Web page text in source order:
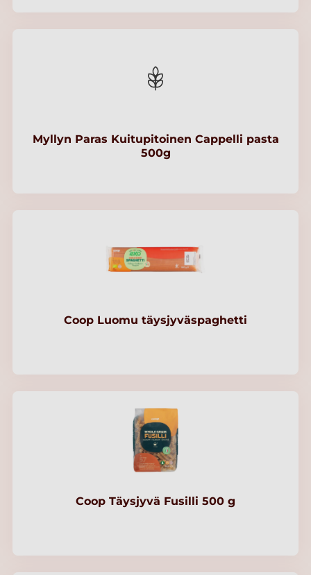
Myllyn Paras Kuitupitoinen Cappelli pasta
500g
Coop Luomu täysjyväspaghetti
Coop Täysjyvä Fusilli 500 g